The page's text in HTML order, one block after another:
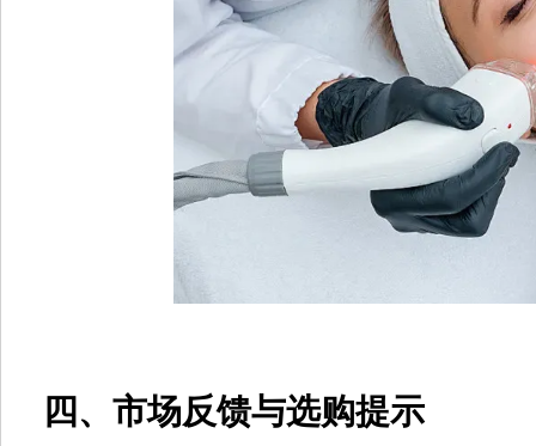
四、市场反馈与选购提示